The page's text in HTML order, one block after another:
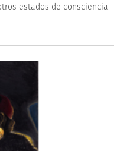
estados de consciencia